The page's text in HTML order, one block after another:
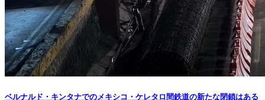
ベルナルド・キンタナでのメキシコ・ケレタロ間鉄道の新たな閉鎖はある